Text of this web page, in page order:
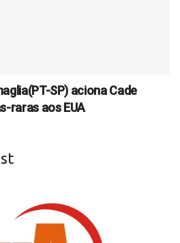
SP) aciona Cade
raras aos EUA